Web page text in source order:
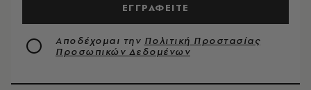
ΕΓΓΡΑΦΕΙΤΕ
Αποδέχομαι την Πολιτική Προστασίας
Προσωπικών Δεδομένων